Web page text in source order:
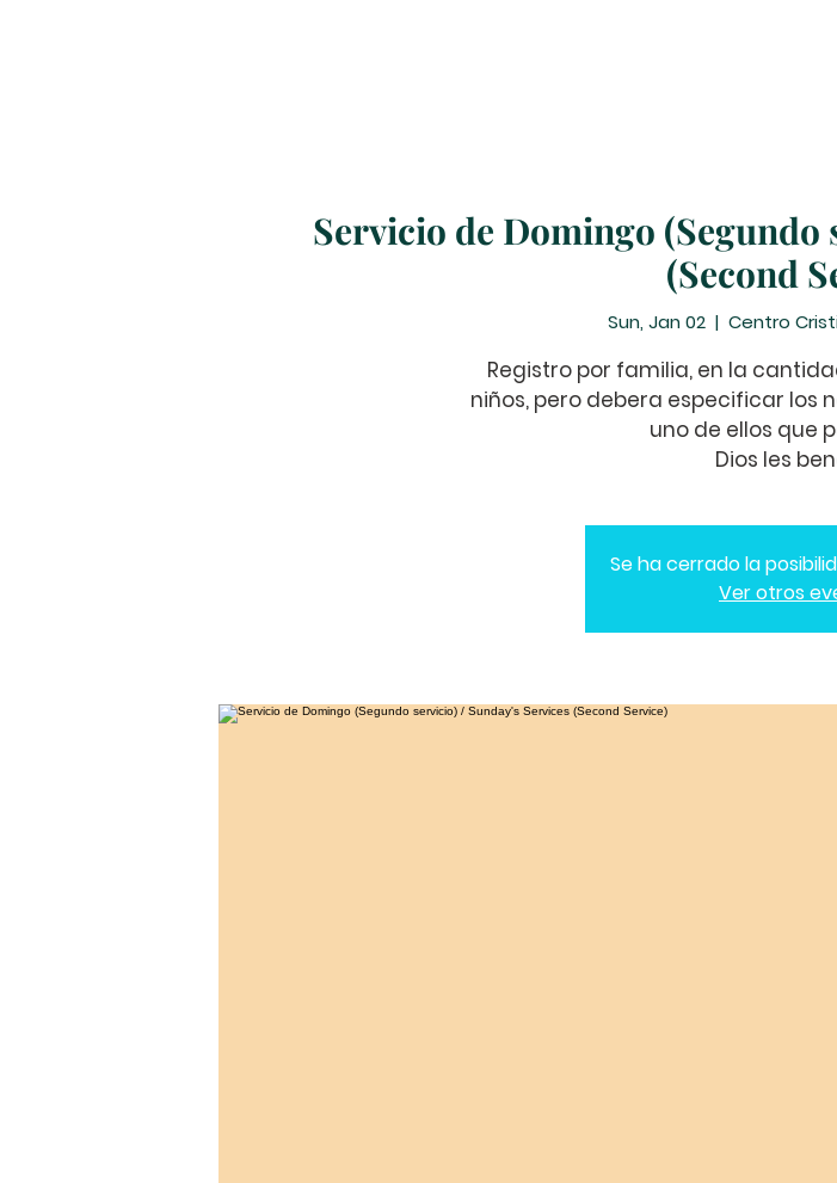
Servicio de Domingo
(Second
Sun, Jan 02
  |
Centro
Registro por familia, en la
niños, pero debera especificar los
uno de ellos que
Dios les
Se ha cerrado la
Ver otros